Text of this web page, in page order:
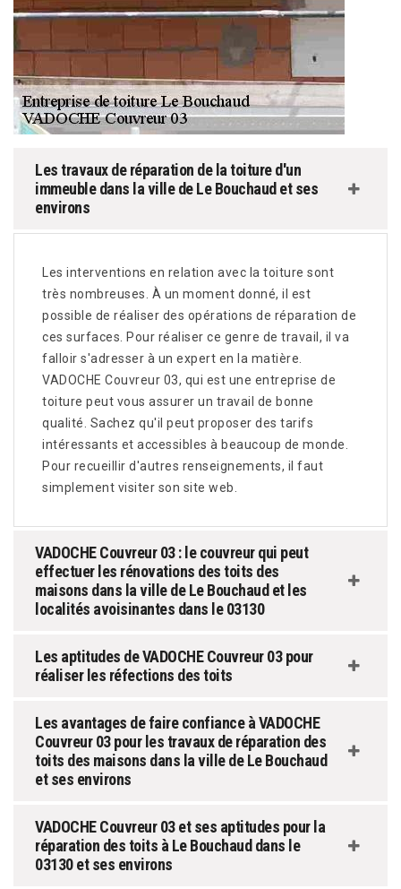
Les travaux de réparation de la toiture d'un
immeuble dans la ville de Le Bouchaud et ses
environs
Les interventions en relation avec la toiture sont
très nombreuses. À un moment donné, il est
possible de réaliser des opérations de réparation de
ces surfaces. Pour réaliser ce genre de travail, il va
falloir s'adresser à un expert en la matière.
VADOCHE Couvreur 03, qui est une entreprise de
toiture peut vous assurer un travail de bonne
qualité. Sachez qu'il peut proposer des tarifs
intéressants et accessibles à beaucoup de monde.
Pour recueillir d'autres renseignements, il faut
simplement visiter son site web.
VADOCHE Couvreur 03 : le couvreur qui peut
effectuer les rénovations des toits des
maisons dans la ville de Le Bouchaud et les
localités avoisinantes dans le 03130
Les aptitudes de VADOCHE Couvreur 03 pour
réaliser les réfections des toits
Les avantages de faire confiance à VADOCHE
Couvreur 03 pour les travaux de réparation des
toits des maisons dans la ville de Le Bouchaud
et ses environs
VADOCHE Couvreur 03 et ses aptitudes pour la
réparation des toits à Le Bouchaud dans le
03130 et ses environs